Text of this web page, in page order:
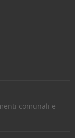
comunali e